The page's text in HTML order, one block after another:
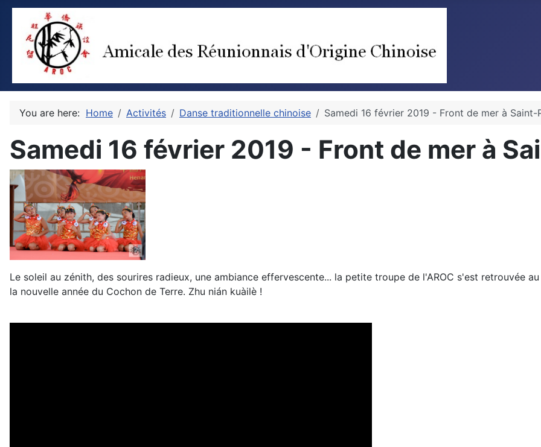
You are here: Home Activités Danse traditionnelle chinoise Samedi 16 février 2019 - Front de mer à Saint-
Samedi 16 février 2019 - Front de mer à
Le soleil au zénith, des sourires radieux, une ambiance effervescente... la petite troupe de l'AROC s'est retrouvée
la nouvelle année du Cochon de Terre. Zhu nián kuàilè !